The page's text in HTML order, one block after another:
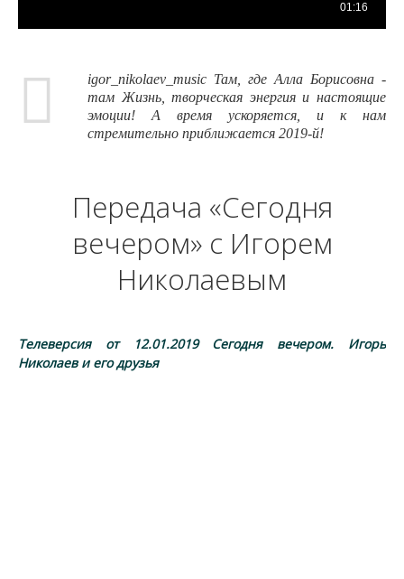
igor_nikolaev_music Там, где Алла Борисовна -
там Жизнь, творческая энергия и настоящие
эмоции! А время ускоряется, и к нам
стремительно приближается 2019-й!
Передача «Сегодня
вечером» с Игорем
Николаевым
Телеверсия от 12.01.2019 Сегодня вечером. Игорь
Николаев и его друзья